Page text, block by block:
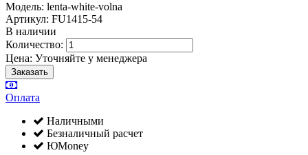
Модель: lenta-white-volna
Артикул: FU1415-54
В наличии
Количество:
Цена: Уточняйте у менеджера
Оплата
Наличными
Безналичный расчет
ЮMoney